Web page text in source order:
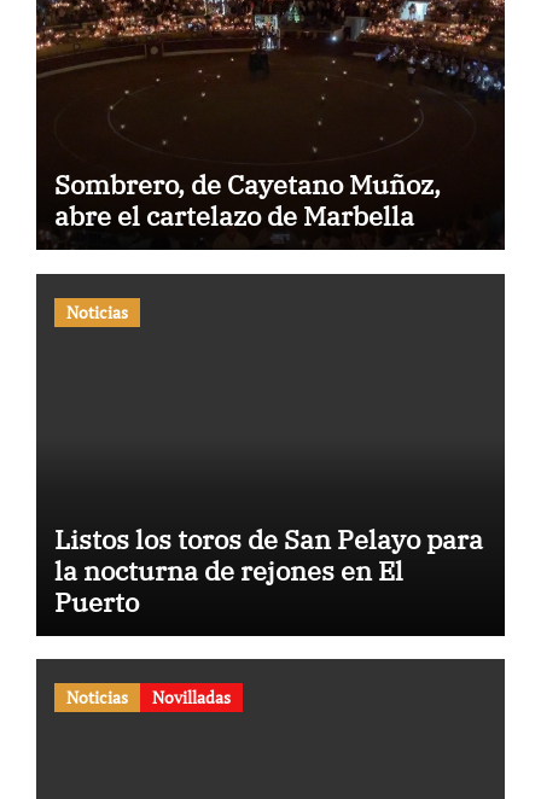
Sombrero, de Cayetano Muñoz,
abre el cartelazo de Marbella
Noticias
Listos los toros de San Pelayo para
la nocturna de rejones en El
Puerto
Noticias Novilladas